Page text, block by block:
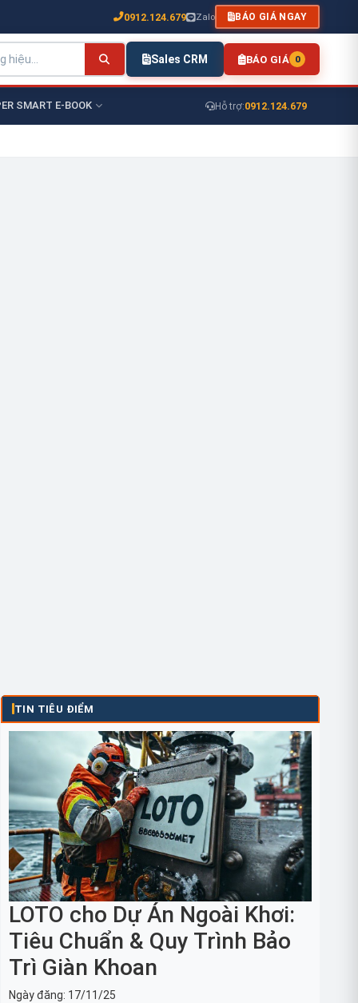
0912.124.679 Zalo BÁO GIÁ NGAY
Sales CRM BÁO GIÁ 0
SMART E-BOOK Hỗ trợ:0912.124.679
TIN TIÊU ĐIỂM
LOTO cho Dự Án Ngoài Khơi:
Tiêu Chuẩn & Quy Trình Bảo
Trì Giàn Khoan
Ngày đăng: 17/11/25